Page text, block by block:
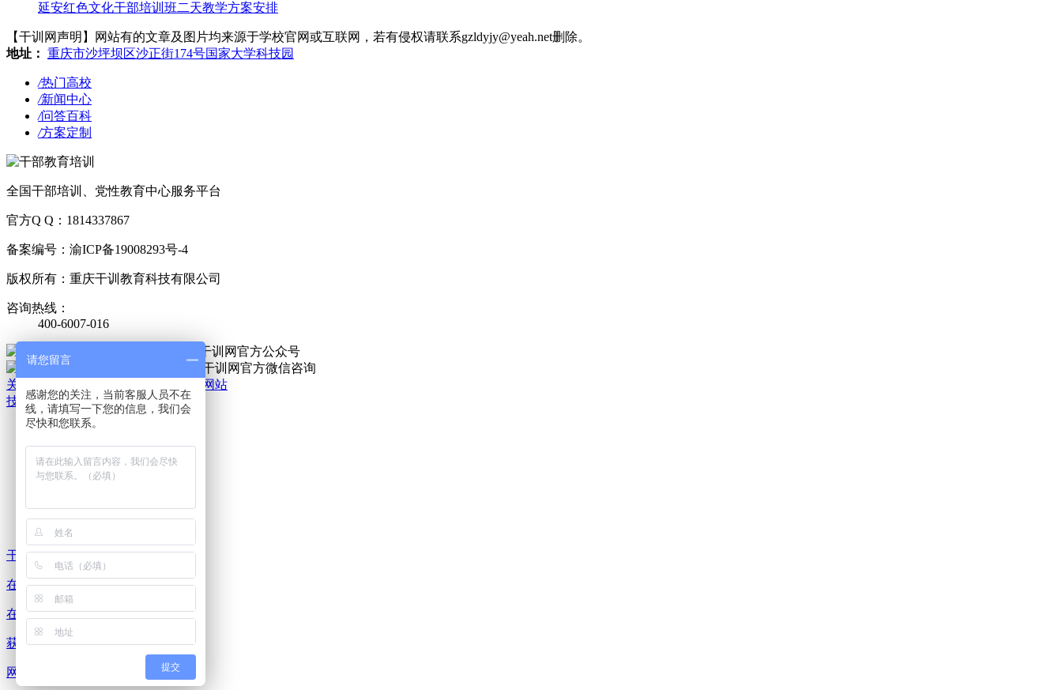
延安红色文化干部培训班二天教学方案安排
【干训网声明】网站有的文章及图片均来源于学校官网或互联网，若有侵权请联系gzldyjy@yeah.net删除。
地址： 重庆市沙坪坝区沙正街174号国家大学科技园
/热门高校
/新闻中心
/问答百科
/方案定制
全国干部培训、党性教育中心服务平台
官方Q Q：1814337867
备案编号：渝ICP备19008293号-4
版权所有：重庆干训教育科技有限公司
咨询热线：
400-6007-016
关于我们
手机网站
技术支持：干培网
干训 热线
在线 咨询
在线 预约
获取 方案
网站 顶部
请您留言
感谢您的关注，当前客服人员不在
线，请填写一下您的信息，我们会
尽快和您联系。
提交